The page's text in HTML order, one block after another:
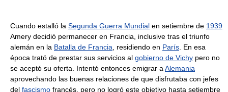
Cuando estalló la Segunda Guerra Mundial en setiembre de 1939
Amery decidió permanecer en Francia, inclusive tras el triunfo
alemán en la Batalla de Francia , residiendo en París . En esa
época trató de prestar sus servicios al gobierno de Vichy pero no
se aceptó su oferta. Intentó entonces emigrar a Alemania
aprovechando las buenas relaciones de que disfrutaba con jefes
del fascismo francés, pero no logró este objetivo hasta setiembre